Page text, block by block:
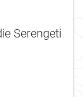
Serengeti